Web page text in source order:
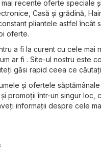
recente oferte speciale și
Casă și grădină
pliantele astfel încât
oferte.
a fi la curent cu cele mai
ar fi . Site-ul nostru este
găsi rapid ceea ce
și ofertele săptămânale
promoții într-un singur loc,
informații despre cele